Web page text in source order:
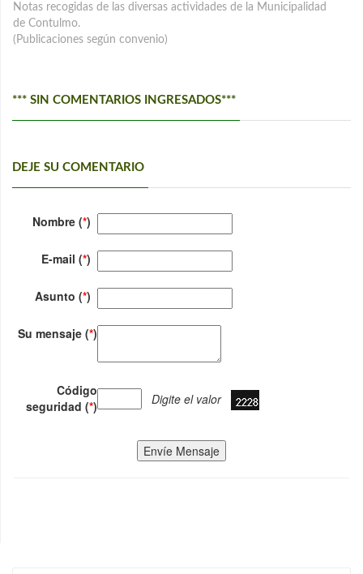
Notas recogidas de las diversas actividades de la Municipalidad
de Contulmo.
(Publicaciones según convenio)
*** SIN COMENTARIOS INGRESADOS***
DEJE SU COMENTARIO
Nombre (*)
E-mail (*)
Asunto (*)
Su mensaje (*)
Código
seguridad (*) Digite el valor
Envíe Mensaje